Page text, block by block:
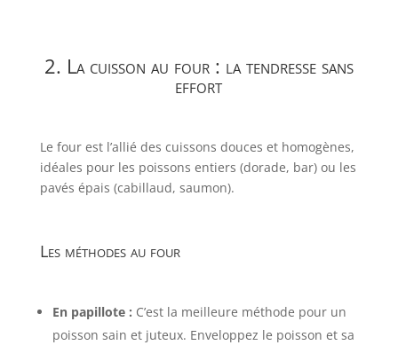
2. La cuisson au four : la tendresse sans
effort
Le four est l’allié des cuissons douces et homogènes,
idéales pour les poissons entiers (dorade, bar) ou les
pavés épais (cabillaud, saumon).
Les méthodes au four
En papillote : C’est la meilleure méthode pour un
poisson sain et juteux. Enveloppez le poisson et sa